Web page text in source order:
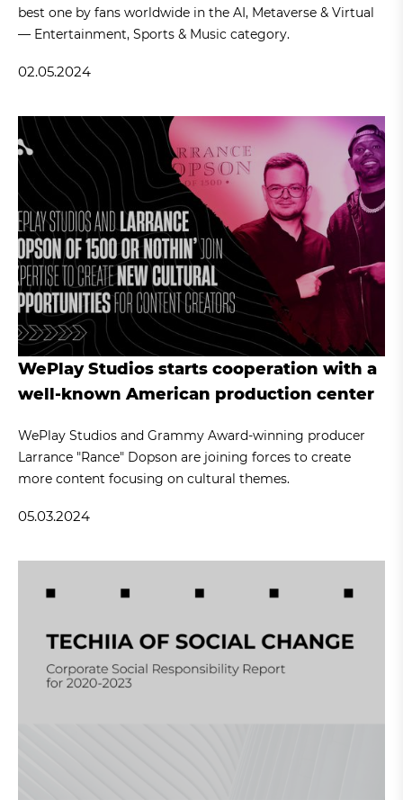
best one by fans worldwide in the AI, Metaverse & Virtual
— Entertainment, Sports & Music category.
02.05.2024
WePlay Studios starts cooperation with a
well-known American production center
WePlay Studios and Grammy Award-winning producer
Larrance "Rance" Dopson are joining forces to create
more content focusing on cultural themes.
05.03.2024